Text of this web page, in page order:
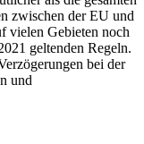
zwischen der EU und
vielen Gebieten noch
geltenden Regeln.
bei der
und